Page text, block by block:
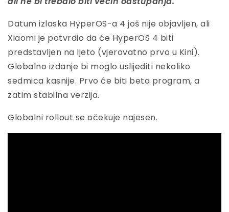
Datum izlaska HyperOS-a 4 još nije objavljen, ali
Xiaomi je potvrdio da će HyperOS 4 biti
predstavljen na ljeto (vjerovatno prvo u Kini).
Globalno izdanje bi moglo uslijediti nekoliko
sedmica kasnije. Prvo će biti beta program, a
zatim stabilna verzija.
Globalni rollout se očekuje najesen.